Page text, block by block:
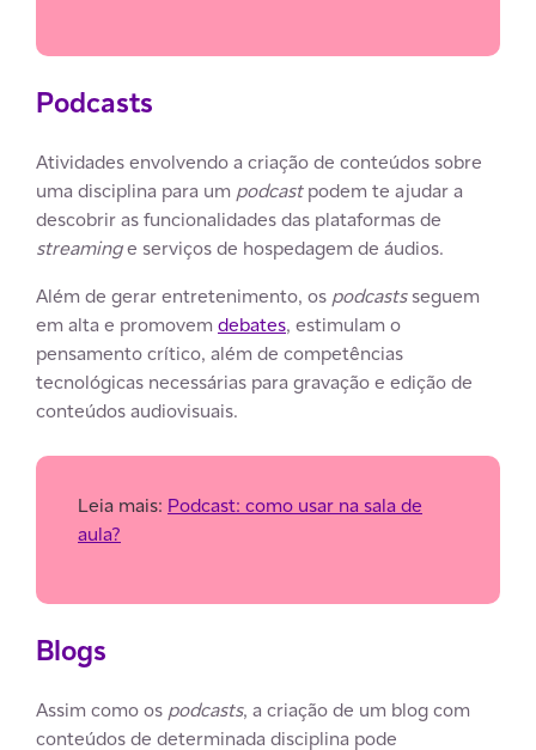
Podcasts
Atividades envolvendo a criação de conteúdos sobre
uma disciplina para um podcastpodem te ajudar a
descobrir as funcionalidades das plataformas de
streaminge serviços de hospedagem de áudios.
Além de gerar entretenimento, os podcastsseguem
em alta e promovem debates, estimulam o
pensamento crítico, além de competências
tecnológicas necessárias para gravação e edição de
conteúdos audiovisuais.
Leia mais: Podcast: como usar na sala de
aula?
Blogs
Assim como os podcasts, a criação de um blog com
conteúdos de determinada disciplina pode